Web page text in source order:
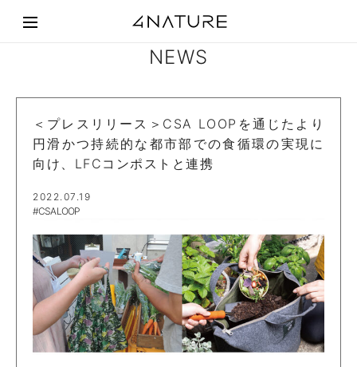
NEWS
＜プレスリリース＞CSA LOOPを通じたより
円滑かつ持続的な都市部での食循環の実現に
向け、LFCコンポストと連携
2022.07.19
#CSA LOOP